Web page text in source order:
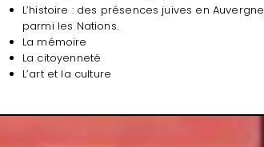
L’histoire : des présences juives en
parmi les Nations.
La mémoire
La citoyenneté
L’art et la culture